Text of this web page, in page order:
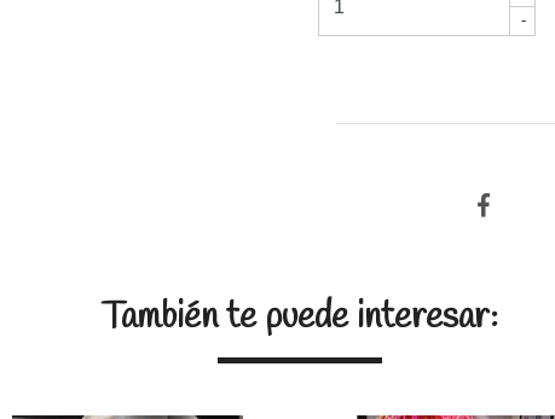
-
También te puede interesar: